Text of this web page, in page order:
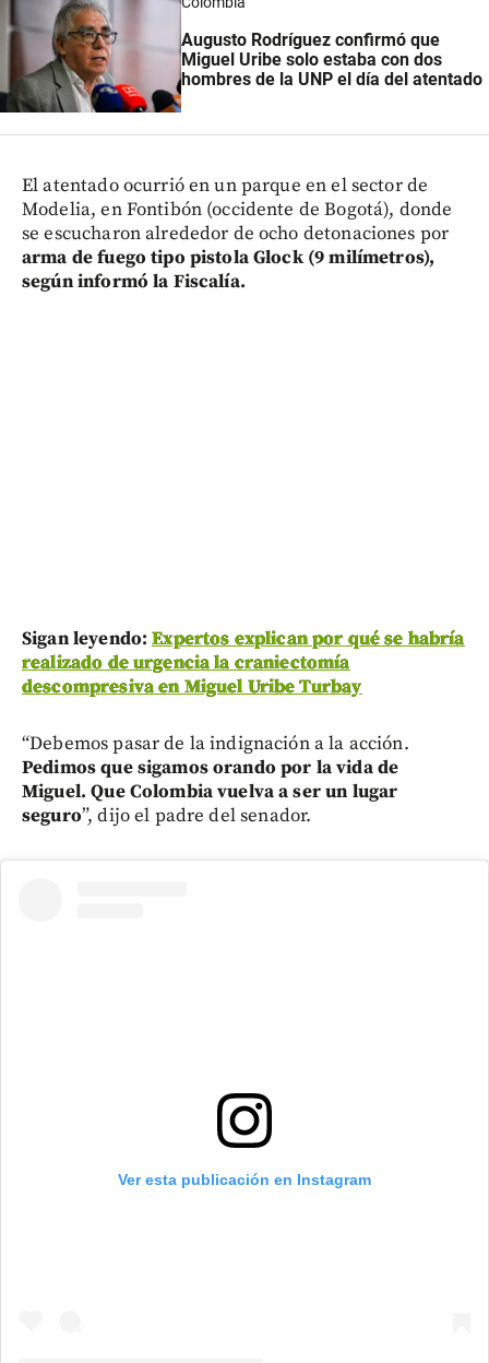
Augusto Rodríguez confirmó que
Miguel Uribe solo estaba con dos
hombres de la UNP el día del atentado
El atentado ocurrió en un parque en el sector de
Modelia, en Fontibón (occidente de Bogotá), donde
se escucharon alrededor de ocho detonaciones por
arma de fuego tipo pistola Glock (9 milímetros),
según informó la Fiscalía.
Sigan leyendo:Expertos explican por qué se habría
realizado de urgencia la craniectomía
descompresiva en Miguel Uribe Turbay
“Debemos pasar de la indignación a la acción.
Pedimos que sigamos orando por la vida de
Miguel. Que Colombia vuelva a ser un lugar
seguro”, dijo el padre del senador.
Ver esta publicación en Instagram